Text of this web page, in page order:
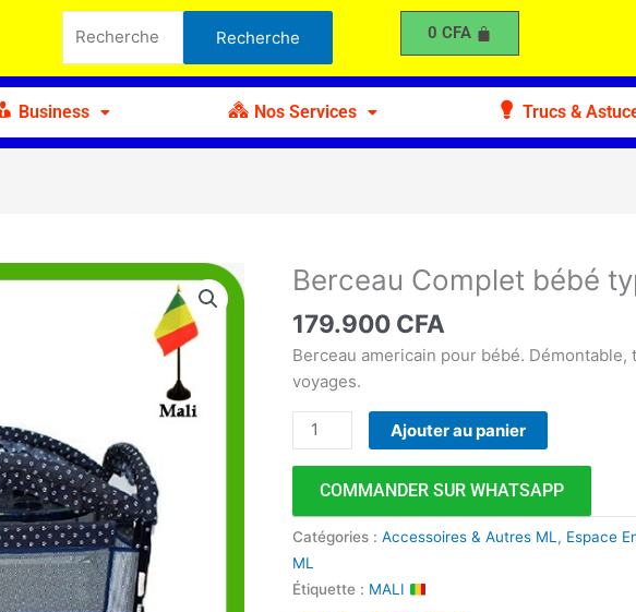
pour :
Recherche 0 CFA
Business Nos Services Trucs &
Berceau Complet bébé
179.900 CFA
Berceau americain pour bébé.
voyages.
quantité
Berceau
Complet
bébé
Ajouter au panier
COMMANDER SUR WHATSAPP
Catégories :Accessoires & Autres ML, Espace
ML
Étiquette : MALI
A